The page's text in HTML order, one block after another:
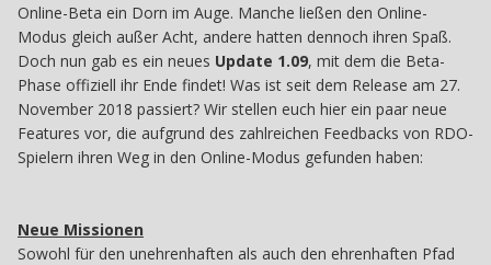
Online-Beta ein Dorn im Auge. Manche ließen den Online-
Modus gleich außer Acht, andere hatten dennoch ihren Spaß.
Doch nun gab es ein neues Update 1.09, mit dem die Beta-
Phase offiziell ihr Ende findet! Was ist seit dem Release am 27.
November 2018 passiert? Wir stellen euch hier ein paar neue
Features vor, die aufgrund des zahlreichen Feedbacks von RDO-
Spielern ihren Weg in den Online-Modus gefunden haben:
Neue Missionen
Sowohl für den unehrenhaften als auch den ehrenhaften Pfad